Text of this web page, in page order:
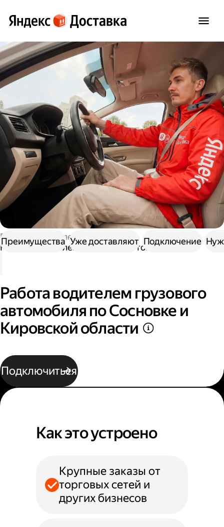
Работа водителем
Работа водителем грузового автомобиля
Работа водителем грузового
автомобиля по Сосновке и
Кировской области
Подключиться
Преимущества Уже доставляют Подключение
Как это устроено
Крупные заказы от
торговых сетей и
других бизнесов